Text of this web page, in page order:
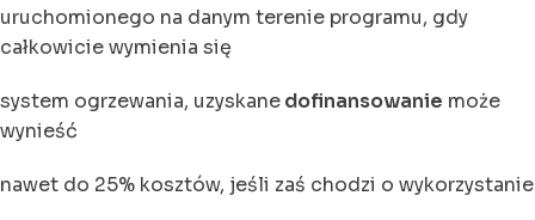
uruchomionego na danym terenie programu, gdy
całkowicie wymienia się
system ogrzewania, uzyskanedofinansowanie może
wynieść
nawet do 25% kosztów, jeśli zaś chodzi o wykorzystanie